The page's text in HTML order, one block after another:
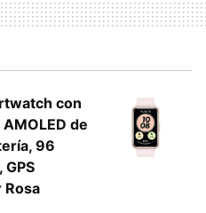
con
de
96
Rosa